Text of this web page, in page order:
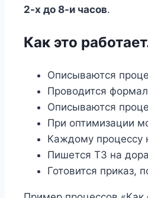
2-х до 8-и часов.
Как это
Описываются
Проводится
Описываются
При оптимизации
Каждому процессу
Пишется ТЗ на
Готовится приказ,